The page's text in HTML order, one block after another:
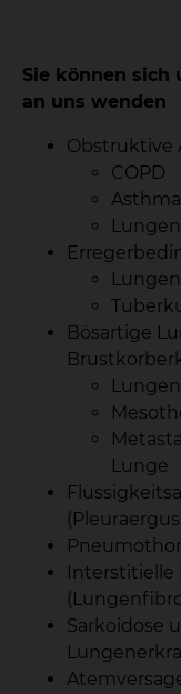
Sie können sich
an uns wenden
Obstruktive
COPD
Asthma
Bösartige
Lunge
Interstitielle
Sarkoidose